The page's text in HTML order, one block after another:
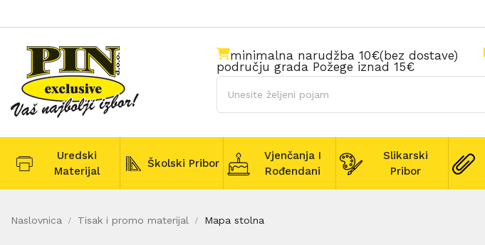
minimalna narudžba 10€(bez dostave)
području grada Požege iznad 15€
Uredski
Materijal
Školski Pribor
Vjenčanja I
Rođendani
Slikarski
Pribor
Naslovnica Tisak i promo materijal Mapa stolna